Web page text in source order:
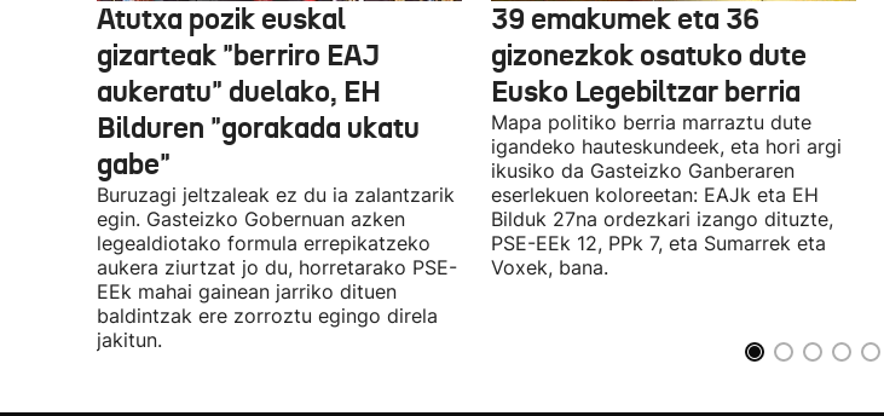
Atutxa pozik euskal
gizarteak "berriro EAJ
aukeratu" duelako, EH
Bilduren "gorakada ukatu
gabe"
Buruzagi jeltzaleak ez du ia zalantzarik
egin. Gasteizko Gobernuan azken
legealdiotako formula errepikatzeko
aukera ziurtzat jo du, horretarako PSE-
EEk mahai gainean jarriko dituen
baldintzak ere zorroztu egingo direla
jakitun.
39 emakumek eta 36
gizonezkok osatuko dute
Eusko Legebiltzar berria
Mapa politiko berria marraztu dute
igandeko hauteskundeek, eta hori argi
ikusiko da Gasteizko Ganberaren
eserlekuen koloreetan: EAJk eta EH
Bilduk 27na ordezkari izango dituzte,
PSE-EEk 12, PPk 7, eta Sumarrek eta
Voxek, bana.